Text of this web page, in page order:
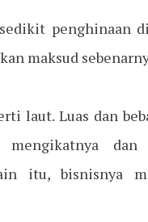
penghinaan
maksud
laut. Luas dan
dan
itu, bisnisnya